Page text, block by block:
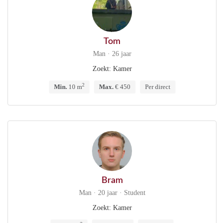
Tom
Man · 26 jaar
Zoekt: Kamer
Min.10 m2 Max.€ 450 Per direct
Bram
Man · 20 jaar · Student
Zoekt: Kamer